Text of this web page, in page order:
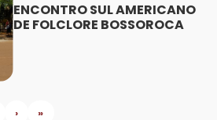
ENCONTRO SUL AMERICANO
DE FOLCLORE BOSSOROCA
› »